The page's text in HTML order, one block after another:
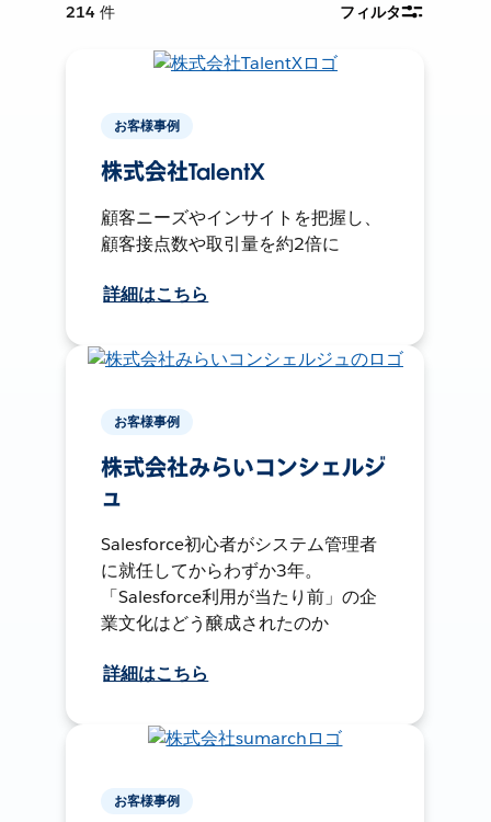
214 件 フィルタ
お客様事例
株式会社TalentX
顧客ニーズやインサイトを把握し、
顧客接点数や取引量を約2倍に
詳細はこちら
お客様事例
株式会社みらいコンシェルジ
ュ
Salesforce初心者がシステム管理者
に就任してからわずか3年。
「Salesforce利用が当たり前」の企
業文化はどう醸成されたのか
詳細はこちら
お客様事例